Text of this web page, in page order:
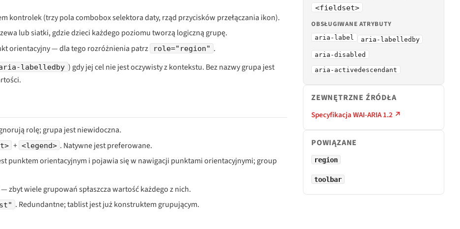
kontrolek (trzy pola combobox selektora daty, rząd przycisków przełączania ikon).
lub siatki, gdzie dzieci każdego poziomu tworzą logiczną grupę.
orientacyjny — dla tego rozróżnienia patrz
role="region" .
labelledby ) gdy jej cel nie jest oczywisty z kontekstu. Bez nazwy grupa jest
rolę; grupa jest niewidoczna.
+ <legend> . Natywne jest preferowane.
punktem orientacyjnym i pojawia się w nawigacji punktami orientacyjnymi; group
zbyt wiele grupowań spłaszcza wartość każdego z nich.
. Redundantne; tablist jest już konstruktem grupującym.
<fieldset>
OBSŁUGIWANE ATRYBUTY
aria-label aria-labelledby
aria-disabled
aria-activedescendant
ZEWNĘTRZNE ŹRÓDŁA
Specyfikacja WAI-ARIA 1.2 ↗
POWIĄZANE
region
toolbar